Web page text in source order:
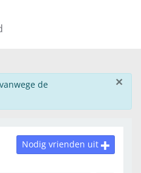
×
de
Nodig vrienden uit